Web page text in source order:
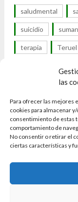
las
Para ofrecer las mejores
cookies para almacenar
consentimiento de estas
comportamiento de
No consentir o retirar el
ciertas características y
saludmental
suicidio
terapia Teruel
trastorno por
trastornos
trastornos de la
UTCA